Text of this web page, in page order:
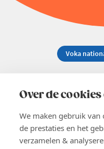
Over de
We maken gebruik van
de prestaties en het
verzamelen &
02 229 81 11